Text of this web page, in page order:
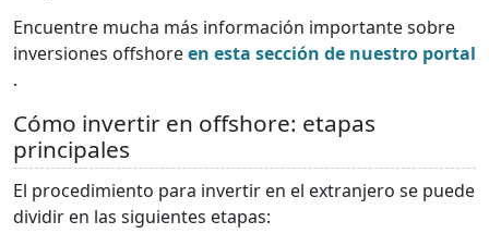
Encuentre mucha más información importante sobre
inversiones offshoreen esta sección de nuestro portal
.
Cómo invertir en offshore: etapas
principales
El procedimiento para invertir en el extranjero se puede
dividir en las siguientes etapas: